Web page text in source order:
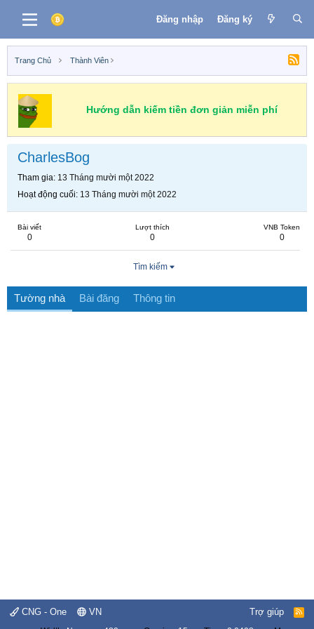
Đăng nhập Đăng ký
Trang Chủ Thành Viên
Hướng dẫn kiếm tiền đơn giản miễn phí
CharlesBog
Tham gia 13 Tháng mười một 2022
Hoạt động cuối 13 Tháng mười một 2022
Bài viết
0
Lượt thích
0
VNB Token
0
Tìm kiếm
Tường nhà Bài đăng Thông tin
CNG - One VN Trợ giúp
R